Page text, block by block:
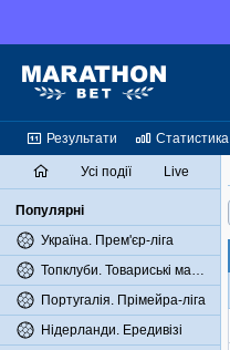
Результати Статистика
Усі події Live
Популярні
Україна. Прем'єр-ліга
Топклуби. Товариські матчі
Португалія. Прімейра-ліга
Нідерланди. Ередивізі